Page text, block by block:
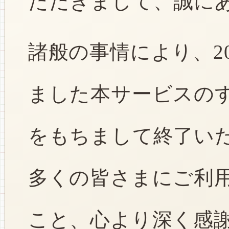
諸般の事情により、
ました本サービスの
をもちまして終了い
多くの皆さまにご利
こと、心より深く感